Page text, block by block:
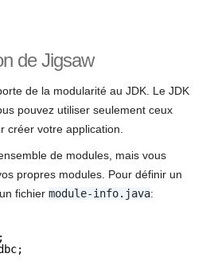
de Jigsaw
de la modularité au JDK. Le JDK
pouvez utiliser seulement ceux
créer votre application.
de modules, mais vous
propres modules. Pour définir un
fichier module-info.java: